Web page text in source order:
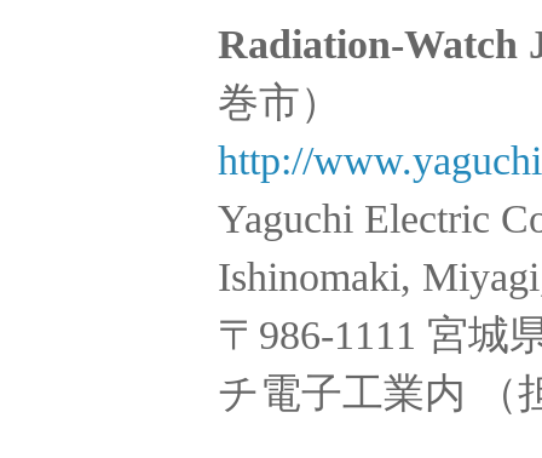
Radiation-Watch
巻市）
http://
Yaguchi Electric
Ishinomaki,
〒986-1111 宮城
チ電子工業内 （